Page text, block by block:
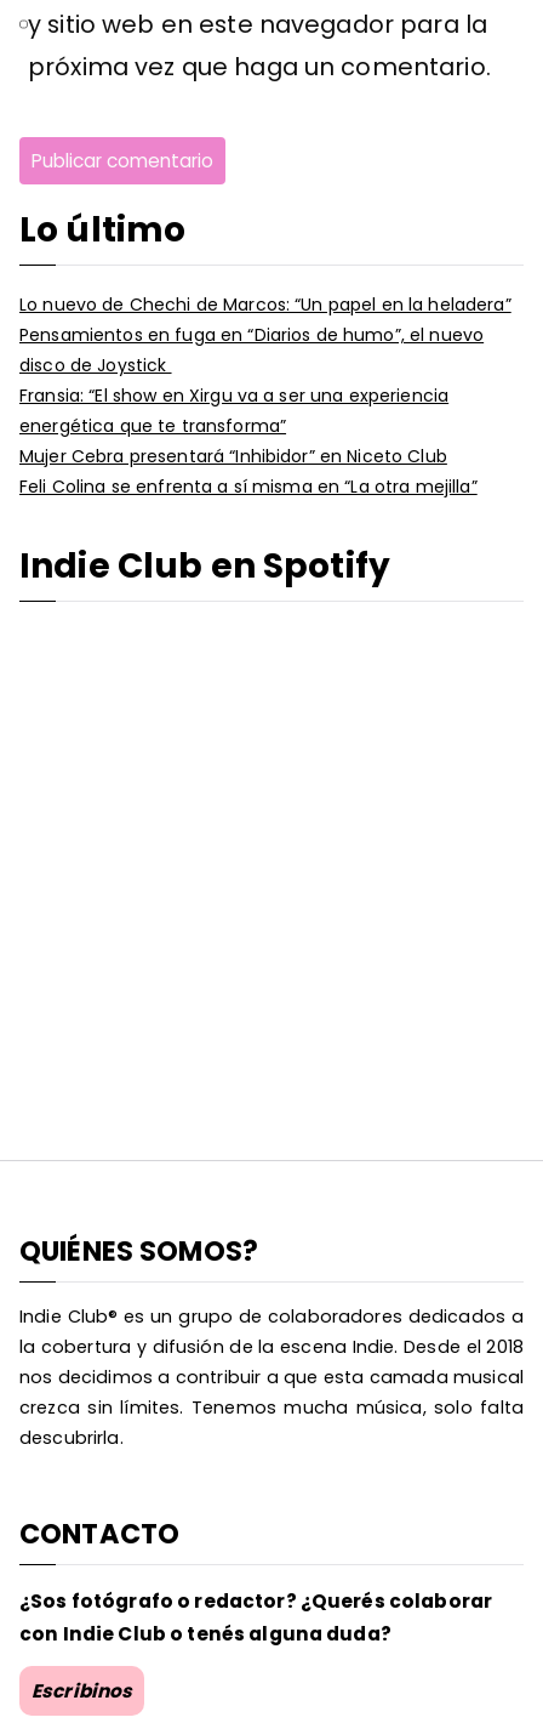
y sitio web en este navegador para la
próxima vez que haga un comentario.
Lo último
Lo nuevo de Chechi de Marcos: “Un papel en la heladera”
Pensamientos en fuga en “Diarios de humo”, el nuevo
disco de Joystick
Fransia: “El show en Xirgu va a ser una experiencia
energética que te transforma”
Mujer Cebra presentará “Inhibidor” en Niceto Club
Feli Colina se enfrenta a sí misma en “La otra mejilla”
Indie Club en Spotify
QUIÉNES SOMOS?
Indie Club® es un grupo de colaboradores dedicados a
la cobertura y difusión de la escena Indie. Desde el 2018
nos decidimos a contribuir a que esta camada musical
crezca sin límites. Tenemos mucha música, solo falta
descubrirla.
CONTACTO
¿Sos fotógrafo o redactor? ¿Querés colaborar
con Indie Club o tenés alguna duda?
Escribinos